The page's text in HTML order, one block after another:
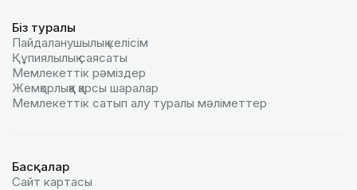
Біз туралы
Пайдаланушылық келiciм
Құпиялылық саясаты
Мемлекеттік рәміздер
Жемқорлыққа қарсы шаралар
Мемлекеттік сатып алу туралы мәлiметтер
Басқалар
Сайт картасы